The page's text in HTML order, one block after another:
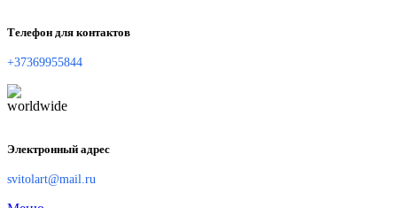
Телефон для контактов
+37369955844
Электронный адрес
svitolart@mail.ru